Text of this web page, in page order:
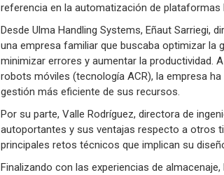
referencia en la automatización de
Desde Ulma Handling Systems, Eñaut Sarriegi,
una empresa familiar que buscaba optimizar la
minimizar errores y aumentar la productividad.
robots móviles (tecnología ACR), la empresa
gestión más eficiente de sus recursos.
Por su parte, Valle Rodríguez, directora de
autoportantes y sus ventajas respecto a otros
principales retos técnicos que implican su
Finalizando con las experiencias de